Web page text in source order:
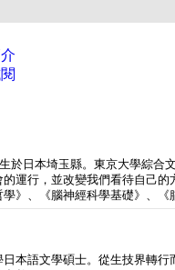
於日本埼玉縣。東京大學綜合
運行，並改變我們看待自己
學》、《腦神經科學基礎》、
本語文學碩士。從生技界轉